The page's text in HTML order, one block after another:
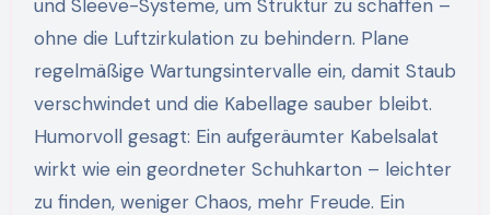
und Sleeve-Systeme, um Struktur zu schaffen –
ohne die Luftzirkulation zu behindern. Plane
regelmäßige Wartungsintervalle ein, damit Staub
verschwindet und die Kabellage sauber bleibt.
Humorvoll gesagt: Ein aufgeräumter Kabelsalat
wirkt wie ein geordneter Schuhkarton – leichter
zu finden, weniger Chaos, mehr Freude. Ein